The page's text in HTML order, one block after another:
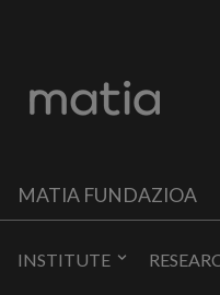
MATIA FUNDAZIOA
INSTITUTE